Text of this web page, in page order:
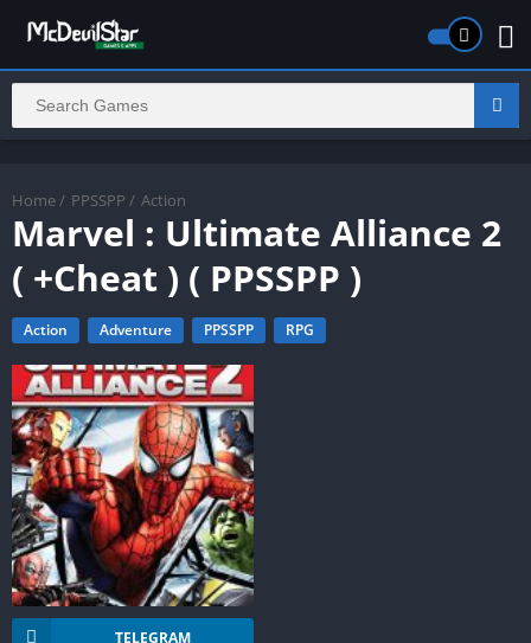
Home / PPSSPP / Action
Marvel : Ultimate Alliance 2
( +Cheat ) ( PPSSPP )
Action Adventure PPSSPP RPG
TELEGRAM